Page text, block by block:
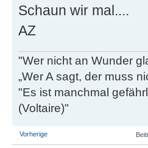
Schaun wir mal....
AZ
"Wer nicht an Wunder
„Wer A sagt, der muss
"Es ist manchmal
(Voltaire)"
Vorherige